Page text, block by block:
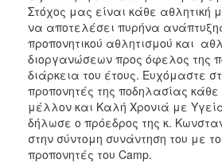
Στόχος μας είναι κάθε αθλητική
να αποτελέσει πυρήνα
προπονητικού αθλητισμού και
διοργανώσεων προς όφελος της
διάρκεια του έτους. Ευχόμαστε
προπονητές της ποδηλασίας κάθε
μέλλον και Καλή Χρονιά με
δήλωσε ο πρόεδρος της κ.
στην σύντομη συνάντηση του με
προπονητές του Camp.